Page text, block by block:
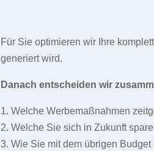
Für Sie optimieren wir Ihre
generiert wird.
Danach entscheiden wir
1. Welche Werbemaßnahmen
2. Welche Sie sich in Zukunft
3. Wie Sie mit dem übrigen